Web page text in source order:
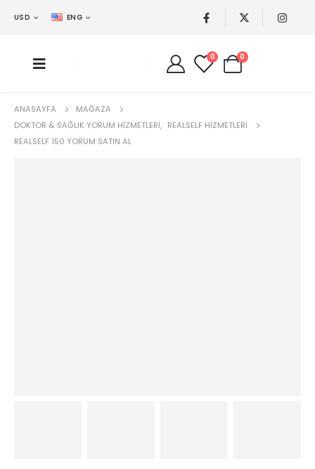
USD ENG
0 0
ANASAYFA
MAĞAZA
DOKTOR & SAĞLIK YORUM HIZMETLERI, REALSELF HIZMETLERI
REALSELF 150 YORUM SATIN AL